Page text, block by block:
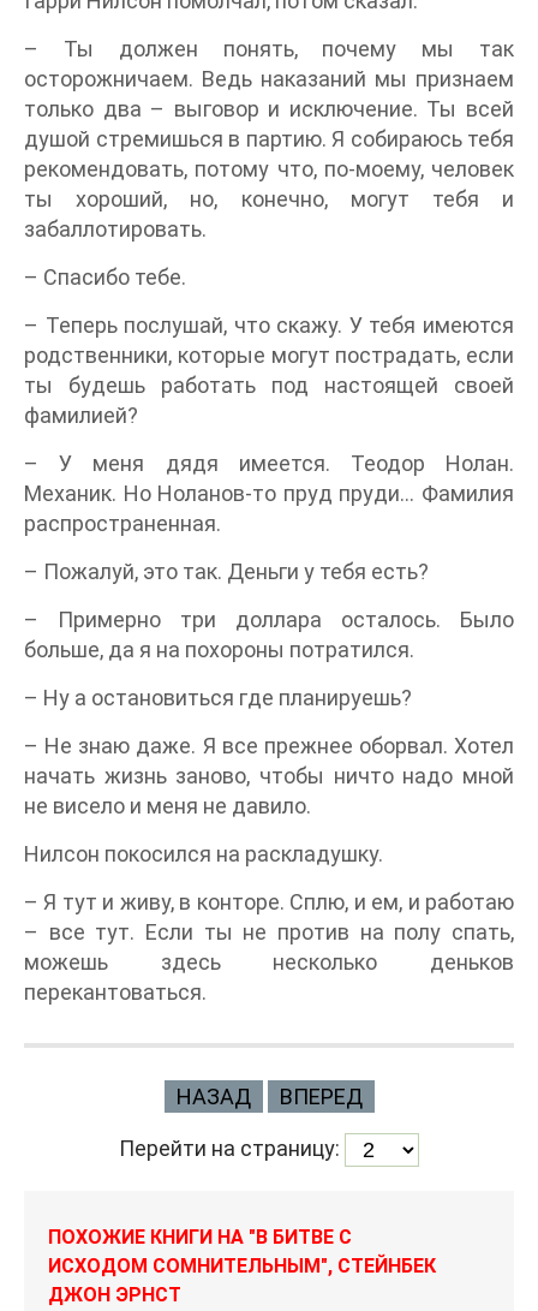
– Ты должен понять, почему мы так
осторожничаем. Ведь наказаний мы признаем
только два – выговор и исключение. Ты всей
душой стремишься в партию. Я собираюсь тебя
рекомендовать, потому что, по-моему, человек
ты хороший, но, конечно, могут тебя и
забаллотировать.
– Спасибо тебе.
– Теперь послушай, что скажу. У тебя имеются
родственники, которые могут пострадать, если
ты будешь работать под настоящей своей
фамилией?
– У меня дядя имеется. Теодор Нолан.
Механик. Но Ноланов-то пруд пруди… Фамилия
распространенная.
– Пожалуй, это так. Деньги у тебя есть?
– Примерно три доллара осталось. Было
больше, да я на похороны потратился.
– Ну а остановиться где планируешь?
– Не знаю даже. Я все прежнее оборвал. Хотел
начать жизнь заново, чтобы ничто надо мной
не висело и меня не давило.
Нилсон покосился на раскладушку.
– Я тут и живу, в конторе. Сплю, и ем, и работаю
– все тут. Если ты не против на полу спать,
можешь здесь несколько деньков
перекантоваться.
НАЗАД ВПЕРЕД
Перейти на страницу:
ПОХОЖИЕ КНИГИ НА "В БИТВЕ С
ИСХОДОМ СОМНИТЕЛЬНЫМ", СТЕЙНБЕК
ДЖОН ЭРНСТ